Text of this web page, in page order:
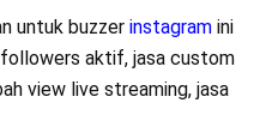
untuk buzzer instagram ini
followers aktif, jasa custom
view live streaming, jasa